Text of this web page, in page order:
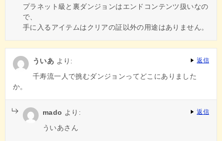
プラネット級と裏ダンジョンはエンドコンテンツ扱いなの
で、
手に入るアイテムはクリアの証以外の用途はありません。
ういあ より:
千寿流一人で挑むダンジョンってどこにありました
か。
返信
mado より:
ういあさん
返信